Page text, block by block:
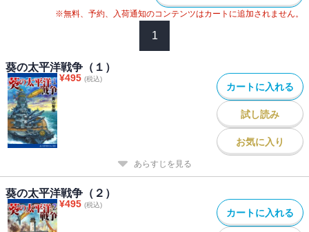
海軍めし』（経済界）、『世界一わかりやすい放射能の本当の話』
（宝島社）等、ミリタリー関連書籍など著書・共著多数。
※無料、予約、入荷通知のコンテンツはカートに追加されません。
1
葵の太平洋戦争（１）
¥495 (税込)
カートに入れる
試し読み
お気に入り
あらすじを見る
葵の太平洋戦争（２）
¥495 (税込)
カートに入れる